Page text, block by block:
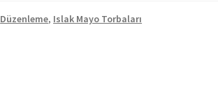
Düzenleme, Islak Mayo Torbaları